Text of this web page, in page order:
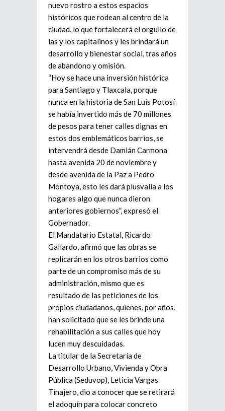
nuevo rostro a estos espacios
históricos que rodean al centro de la
ciudad, lo que fortalecerá el orgullo de
las y los capitalinos y les brindará un
desarrollo y bienestar social, tras años
de abandono y omisión.
“Hoy se hace una inversión histórica
para Santiago y Tlaxcala, porque
nunca en la historia de San Luis Potosí
se había invertido más de 70 millones
de pesos para tener calles dignas en
estos dos emblemáticos barrios, se
intervendrá desde Damián Carmona
hasta avenida 20 de noviembre y
desde avenida de la Paz a Pedro
Montoya, esto les dará plusvalía a los
hogares algo que nunca dieron
anteriores gobiernos”, expresó el
Gobernador.
El Mandatario Estatal, Ricardo
Gallardo, afirmó que las obras se
replicarán en los otros barrios como
parte de un compromiso más de su
administración, mismo que es
resultado de las peticiones de los
propios ciudadanos, quienes, por años,
han solicitado que se les brinde una
rehabilitación a sus calles que hoy
lucen muy descuidadas.
La titular de la Secretaría de
Desarrollo Urbano, Vivienda y Obra
Pública (Seduvop), Leticia Vargas
Tinajero, dio a conocer que se retirará
el adoquín para colocar concreto